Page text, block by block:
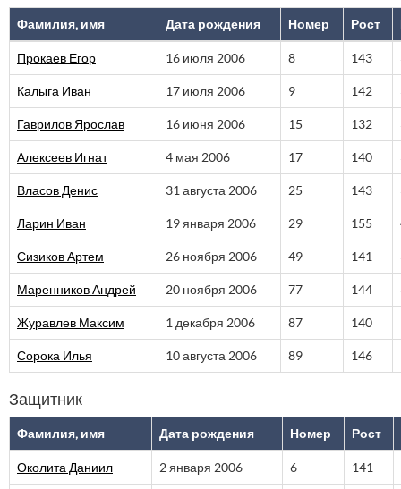
Фамилия, имя Дата рождения Номер Рост
Прокаев Егор 16 июля 2006 8 143
Калыга Иван 17 июля 2006 9 142
Гаврилов Ярослав 16 июня 2006 15 132
Алексеев Игнат 4 мая 2006 17 140
Власов Денис 31 августа 2006 25 143
Ларин Иван 19 января 2006 29 155
Сизиков Артем 26 ноября 2006 49 141
Маренников Андрей 20 ноября 2006 77 144
Журавлев Максим 1 декабря 2006 87 140
Сорока Илья 10 августа 2006 89 146
Защитник
Фамилия, имя Дата рождения Номер Рост
Околита Даниил 2 января 2006 6 141